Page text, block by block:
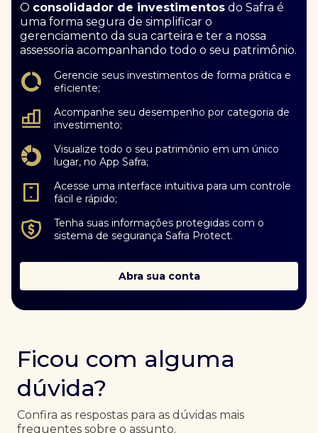
O consolidador de investimentos do Safra é
uma forma segura de simplificar o
gerenciamento da sua carteira e ter a nossa
assessoria acompanhando todo o seu patrimônio.
Gerencie seus investimentos de forma prática e
eficiente;
Acompanhe seu desempenho por categoria de
investimento;
Visualize todo o seu patrimônio em um único
lugar, no App Safra;
Acesse uma interface intuitiva para um controle
fácil e rápido;
Tenha suas informações protegidas com o
sistema de segurança Safra Protect.
Abra sua conta
Ficou com alguma
dúvida?
Confira as respostas para as dúvidas mais
frequentes sobre o assunto.